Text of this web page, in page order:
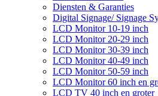
Diensten & Garanties
Digital Signage/ Signage
LCD Monitor 10-19 inch
LCD Monitor 20-29 inch
LCD Monitor 30-39 inch
LCD Monitor 40-49 inch
LCD Monitor 50-59 inch
LCD Monitor 60 inch en
LCD TV 40 inch en groter